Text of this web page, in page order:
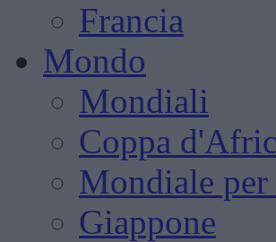
Francia
Mondo
Mondiali
Coppa
Mondiale
Giappone